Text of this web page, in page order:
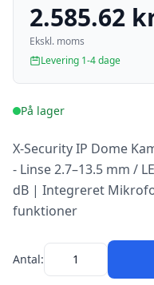
2.585.62
Ekskl. moms
Levering 1-4 dage
På lager
X-Security IP Dome
- Linse 2.7–13.5 mm /
dB | Integreret
funktioner
Antal: